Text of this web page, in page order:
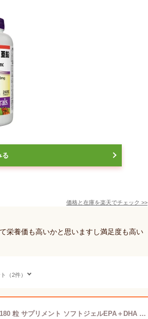
る
価格と在庫を楽天でチェック >>
栄養価も高いかと思いますし満足度も高い
（2件）
カークランドシグネチャー フィッシュオイル オメガ3 180 粒 サプリメント ソフトジェルEPA＋DHA 700mg含有 魚油1,200mg オメガ3脂肪酸 コレステロール オイル 油 健康食品 成分 製品 サプリ 効果 魚 配合 原材料 原料 大容量 ボトル ストック 収納【コストコ Costco 通販】